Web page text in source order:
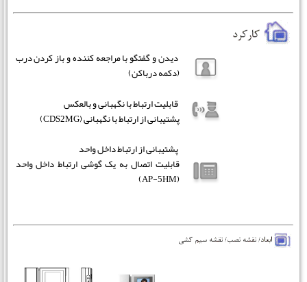
دیدن و گفتگو با مراجعه کننده و باز کردن درب
(دکمه درباکن)
قابلیت ارتباط با نگهبانی و بالعکس
پشتیبانی از ارتباط با نگهبانی (CDS2MG)
پشتیبانی از ارتباط داخل واحد
قابلیت اتصال به یک گوشی ارتباط داخل واحد
(AP-5HM)